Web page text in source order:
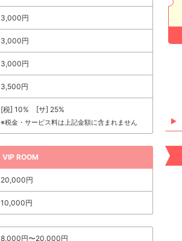
3,000円
3,000円
3,000円
3,500円
[税] 10% [サ] 25%
※税金・サービス料は上記金額に含まれません
VIP ROOM
20,000円
10,000円
8,000円〜20,000円